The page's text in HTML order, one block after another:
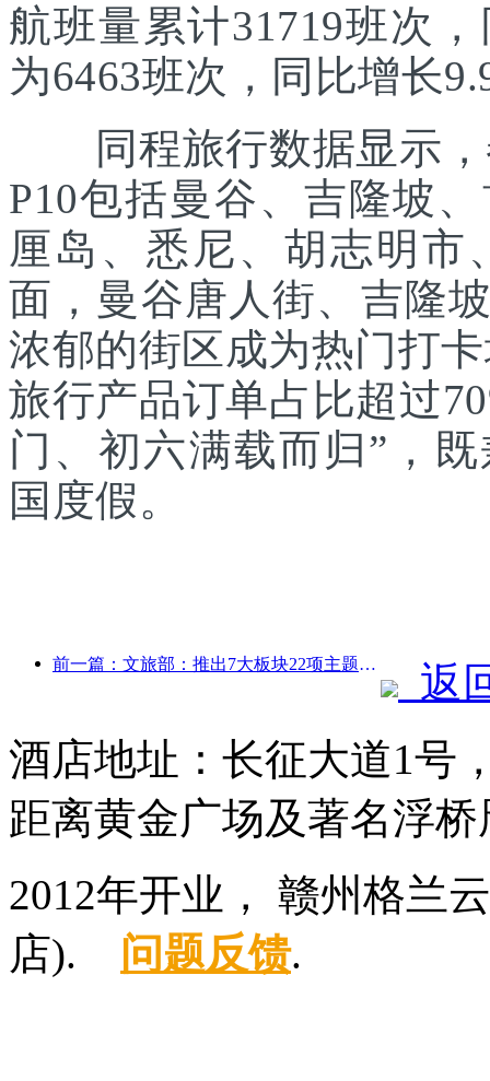
航班量累计31719班次
为6463班次，同比增长
同程旅行数据显示，
P10包括曼谷、吉隆坡
厘岛、悉尼、胡志明市
面，曼谷唐人街、吉隆
浓郁的街区成为热门打
旅行产品订单占比超过
门、初六满载而归”，
国度假。
前一篇：文旅部：推出7大板块22项主题活动
返
酒店地址：长征大道1号
距离黄金广场及著名浮
2012年开业， 赣州格兰
店). 问题反馈.